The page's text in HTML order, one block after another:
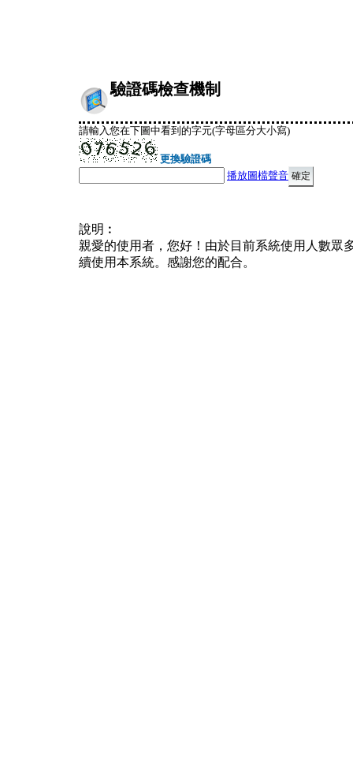
驗證碼檢查機制
請輸入您在下圖中看到的字元(字母區分大小寫)
更換驗證碼
播放圖檔聲音
說明︰
親愛的使用者，您好！由於目前系統使用人數眾
續使用本系統。感謝您的配合。